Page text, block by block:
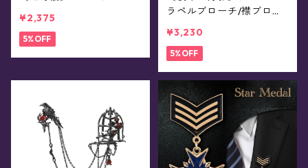
¥2,375
5%OFF
ラペルブローチ/襟ブロー
¥3,230
5%OFF